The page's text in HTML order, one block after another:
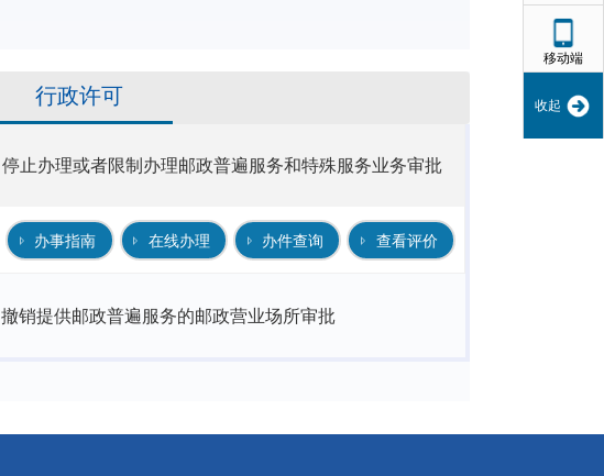
移动端
收起
行政许可
停止办理或者限制办理邮政普遍服务和特殊服务业务审批
办事指南 在线办理 办件查询 查看评价
撤销提供邮政普遍服务的邮政营业场所审批